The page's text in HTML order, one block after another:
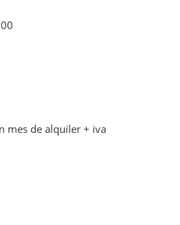
mes de alquiler + iva